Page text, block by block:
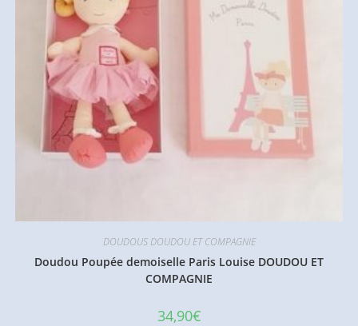
DOUDOUS DOUDOU ET COMPAGNIE
Doudou Poupée demoiselle Paris Louise DOUDOU ET
COMPAGNIE
34,90€